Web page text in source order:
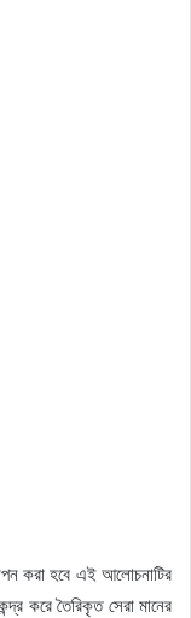
করা হবে এই আলোচনাটির
করে তৈরিকৃত সেরা মানের